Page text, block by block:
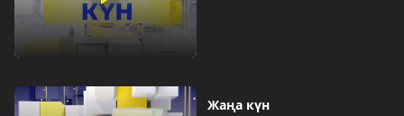
Жаңа күн